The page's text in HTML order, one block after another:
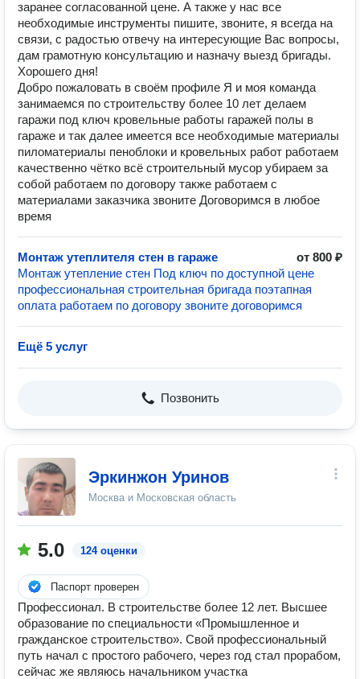
заранее согласованной цене. А также у нас все
необходимые инструменты пишите, звоните, я всегда на
связи, с радостью отвечу на интересующие Вас вопросы,
дам грамотную консультацию и назначу выезд бригады.
Хорошего дня!
Добро пожаловать в своём профиле Я и моя команда
занимаемся по строительству более 10 лет делаем
гаражи под ключ кровельные работы гаражей полы в
гараже и так далее имеется все необходимые материалы
пиломатериалы пеноблоки и кровельных работ работаем
качественно чётко всё строительный мусор убираем за
собой работаем по договору также работаем с
материалами заказчика звоните Договоримся в любое
время
Монтаж утеплителя стен в гараже
от 800 ₽
Монтаж утепление стен Под ключ по доступной цене
профессиональная строительная бригада поэтапная
оплата работаем по договору звоните договоримся
Ещё 5 услуг
Позвонить
Эркинжон Уринов
Москва и Московская область
5.0 124 оценки
Паспорт проверен
Профессионал. В строительстве более 12 лет. Высшее
образование по специальности «Промышленное и
гражданское строительство». Свой профессиональный
путь начал с простого рабочего, через год стал прорабом,
сейчас же являюсь начальником участка